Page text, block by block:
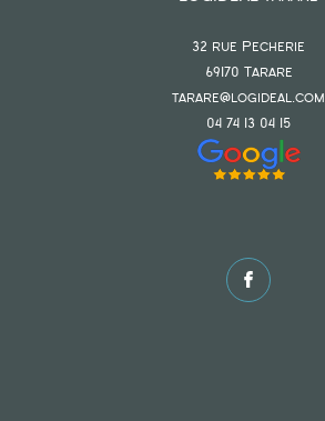
32 rue Pecherie
69170 tarare
tarare@logideal.com
04 74 13 04 15